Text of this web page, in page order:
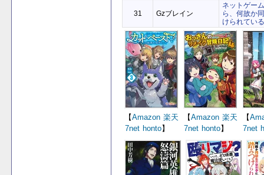
31 Gzブレイン
ネットゲー
ら、何故か
けられている
【Amazon 楽天
7net honto】
【Amazon 楽天
7net honto】
【
7net